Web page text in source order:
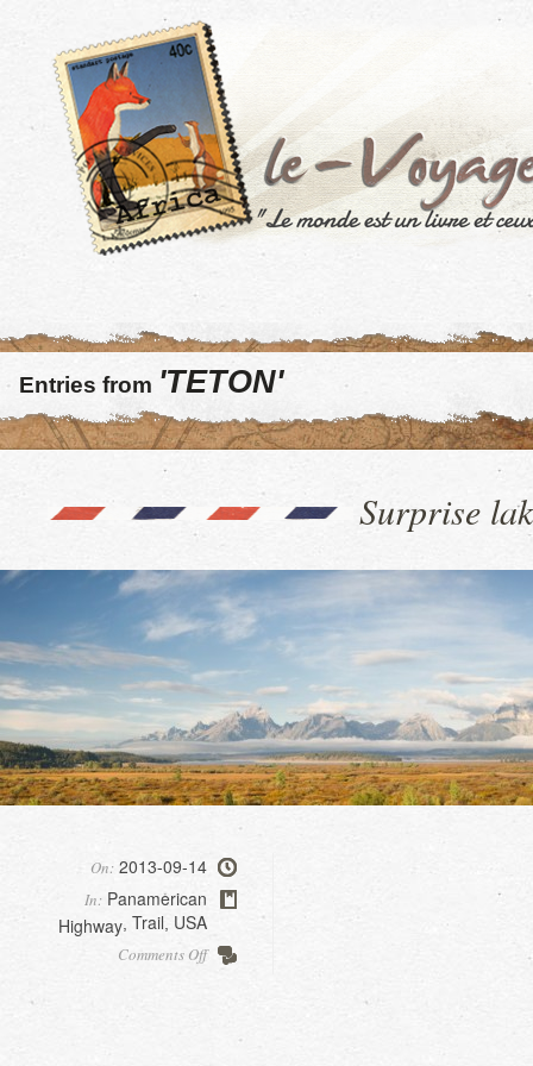
Entries from 'TETON'
Surprise
On: 2013-09-14
In: Panamerican
Highway Trail USA
Comments Offon
Teton